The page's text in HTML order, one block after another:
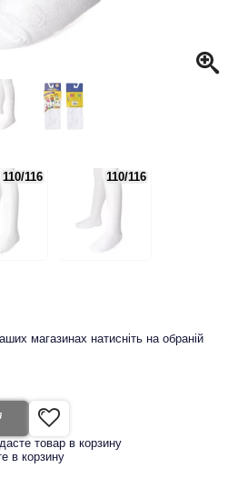
110/116 110/116
магазинах натисніть на обраній
товар в корзину
в корзину